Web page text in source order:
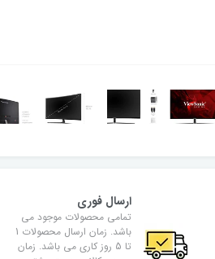
ارسال فوری
تمامی محصولات موجود می
باشد. زمان ارسال محصولات 1
تا 5 روز کاری می باشد. زمان